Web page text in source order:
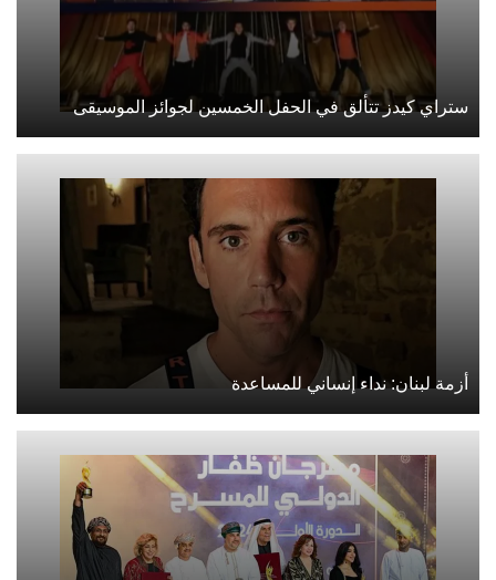
ستراي كيدز تتألق في الحفل الخمسين لجوائز الموسيقى
أزمة لبنان: نداء إنساني للمساعدة